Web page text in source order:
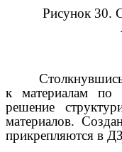
Рисунок 30.
к материалам по
решение
материалов.
прикрепляются в